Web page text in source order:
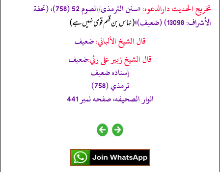
تخریج الحدیث دارالدعوہ:
«‏‏‏‏سنن الترمذی/الصوم 52 (758)، (تحفة
الأشراف: 13098) (ضعیف)»
‏‏‏‏ (نہاس بن قہم قوی نہیں ہے)
قال الشيخ الألباني:ضعيف
قال الشيخ زبير على زئي:ضعيف
إسناده ضعيف
ترمذي (758)
انوار الصحيفه، صفحه نمبر 441